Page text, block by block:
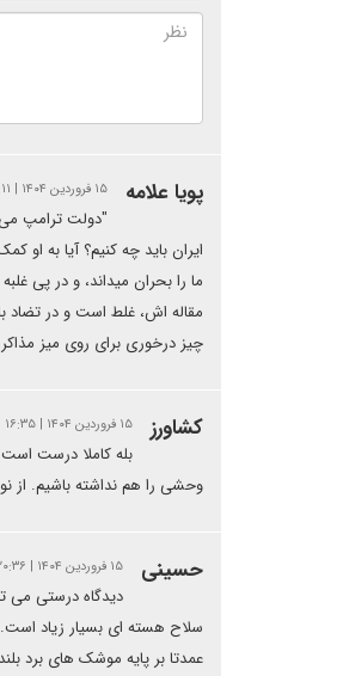
پویا علامه ۱۵ فروردین ۱۴۰۴ | ۱۴:۱۱
"دولت ترامپ
ایران باید چه کنیم؟ آیا به او
ما را بحران میداند، و در پی
مقاله اش، غلط است و در تضاد
چیز درخوری برای روی میز
کشاورز ۱۵ فروردین ۱۴۰۴ | ۱۶:۳۵
بله کاملا درست
وحشی را هم نداشته باشیم. از
حسینی ۱۵ فروردین ۱۴۰۴ | ۲۰:۳۶
دیدگاه درستی می
سلاح هسته ای بسیار زیاد
عمدتا بر پایه موشک های برد